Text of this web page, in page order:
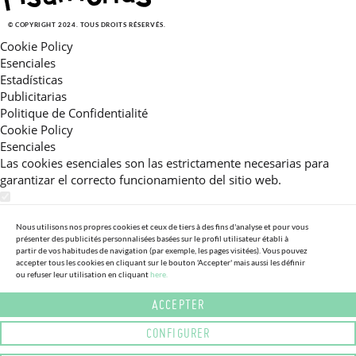
© COPYRIGHT 2024. TOUS DROITS RÉSERVÉS.
Cookie Policy
Esenciales
Estadísticas
Publicitarias
Politique de Confidentialité
Cookie Policy
Esenciales
Las cookies esenciales son las estrictamente necesarias para
garantizar el correcto funcionamiento del sitio web.
Estas cookies nos permiten ofrecerle una experiencia en el sitio
adaptada a su navegación (recomendaciones de producto
personalizadas, énfasis en categorías frecuentemente
consultadas, etc).Al activar esta cookie, nos ayuda a mejorar aún
más su experiencia.
Publicitarias
Estas cookies permiten a nuestros socios publicitarios enviarle
Nous utilisons nos propres cookies et ceux de tiers à des fins d'analyse et pour vous
présenter des publicités personnalisées basées sur le profil utilisateur établi à
partir de vos habitudes de navigation (par exemple, les pages visitées). Vous pouvez
accepter tous les cookies en cliquant sur le bouton 'Accepter' mais aussi les définir
ou refuser leur utilisation en cliquanthere.
ACCEPTER
CONFIGURER